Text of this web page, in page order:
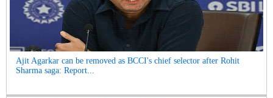
Ajit Agarkar can be removed as BCCI's chief selector after Rohit
Sharma saga: Report...